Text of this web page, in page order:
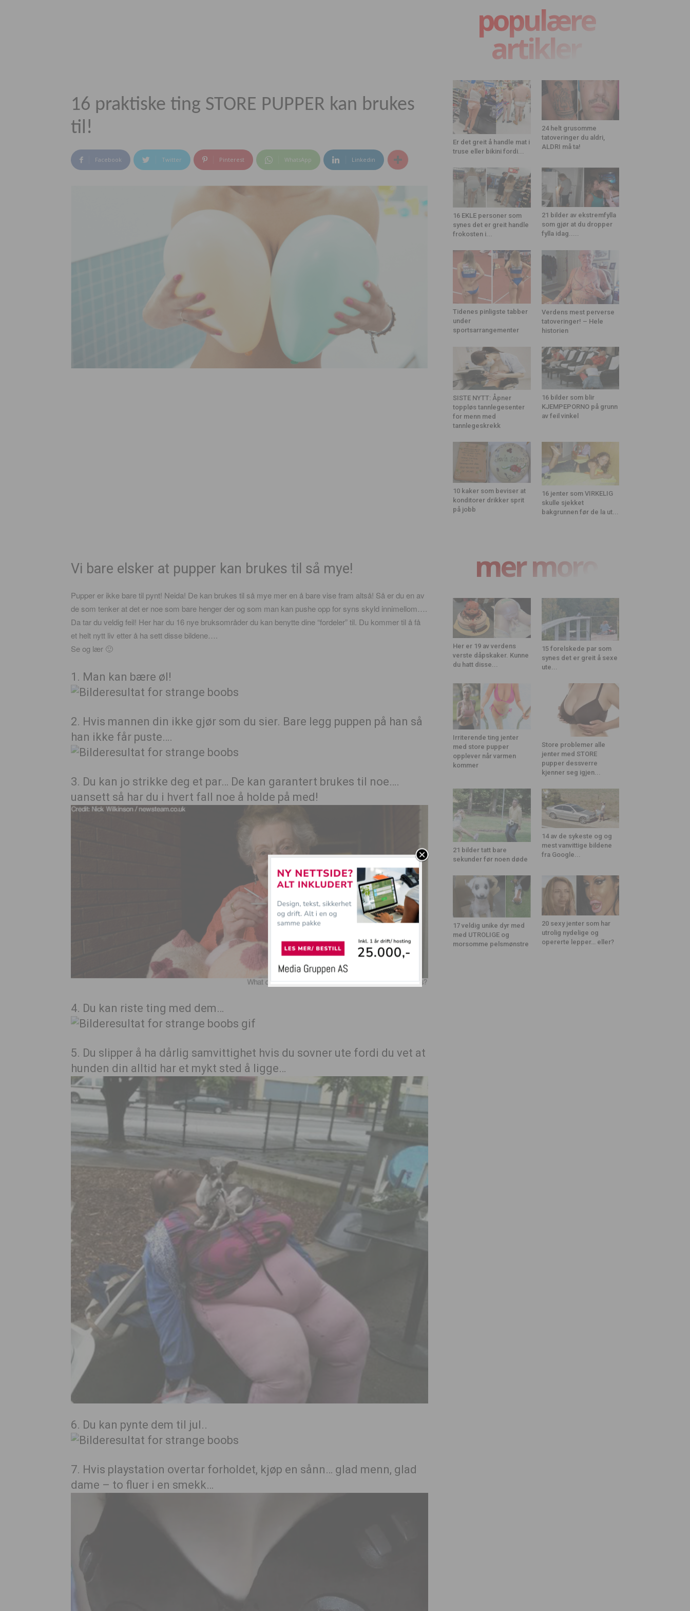
16 praktiske ting STORE PUPPER kan brukes
til!
Facebook Twitter Pinterest WhatsApp Linkedin
Vi bare elsker at pupper kan brukes til så mye!
Pupper er ikke bare til pynt! Neida! De kan brukes til så mye mer en å bare vise fram altså! Så er du en av
de som tenker at det er noe som bare henger der og som man kan pushe opp for syns skyld innimellom….
Da tar du veldig feil! Her har du 16 nye bruksområder du kan benytte dine “fordeler” til. Du kommer til å få
et helt nytt liv etter å ha sett disse bildene….
Se og lær 🙂
1. Man kan bære øl!
2. Hvis mannen din ikke gjør som du sier. Bare legg puppen på han så
han ikke får puste….
3. Du kan jo strikke deg et par… De kan garantert brukes til noe….
uansett så har du i hvert fall noe å holde på med!
4. Du kan riste ting med dem…
5. Du slipper å ha dårlig samvittighet hvis du sovner ute fordi du vet at
hunden din alltid har et mykt sted å ligge…
6. Du kan pynte dem til jul..
7. Hvis playstation overtar forholdet, kjøp en sånn… glad menn, glad
dame – to fluer i en smekk…
populære
artikler
Er det greit å handle mat i
truse eller bikini fordi...
24 helt grusomme
tatoveringer du aldri,
ALDRI må ta!
16 EKLE personer som
synes det er greit handle
frokosten i...
21 bilder av ekstremfylla
som gjør at du dropper
fylla idag.....
Tidenes pinligste tabber
under
sportsarrangementer
Verdens mest perverse
tatoveringer! – Hele
historien
SISTE NYTT: Åpner
toppløs tannlegesenter
for menn med
tannlegeskrekk
16 bilder som blir
KJEMPEPORNO på grunn
av feil vinkel
10 kaker som beviser at
konditorer drikker sprit
på jobb
16 jenter som VIRKELIG
skulle sjekket
bakgrunnen før de la ut...
mer moro
Her er 19 av verdens
verste dåpskaker. Kunne
du hatt disse...
15 forelskede par som
synes det er greit å sexe
ute...
Irriterende ting jenter
med store pupper
opplever når varmen
kommer
Store problemer alle
jenter med STORE
pupper dessverre
kjenner seg igjen...
21 bilder tatt bare
sekunder før noen døde
14 av de sykeste og og
mest vanvittige bildene
fra Google...
17 veldig unike dyr med
med UTROLIGE og
morsomme pelsmønstre
20 sexy jenter som har
utrolig nydelige og
opererte lepper… eller?